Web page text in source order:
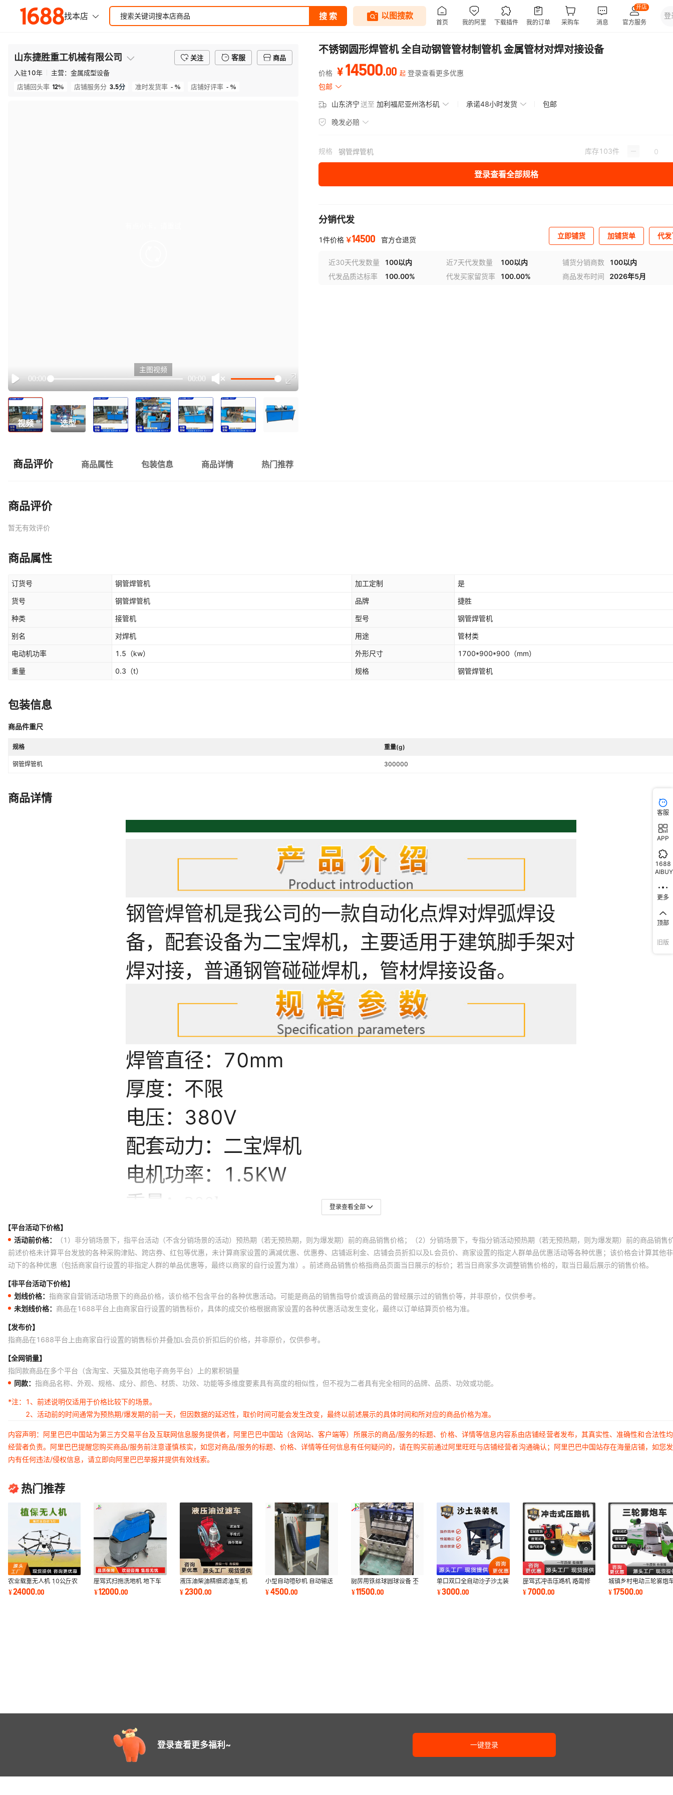
山东捷胜重工机械有限公司 关注 客服
商品
入驻10年 主营： 金属成型设备
店铺回头率 12% 店铺服务分 3.5分 准时发货率 - % 店铺好评率 - %
Play
00:00 00:00
主图视频
视频 选型
不锈钢圆形焊管机 全自动钢管管材制管机 金属管材对焊对接设备
价格 ¥14500.00 起 登录查看更多优惠
包邮
山东济宁送至 加利福尼亚州洛杉矶 承诺48小时发货 包邮
晚发必赔
规格 钢管焊管机 库存103件
登录查看全部规格
分销代发
1件价格 ￥14500 官方仓退货 立即铺货 加铺货单 代
近30天代发数量 100以内 近7天代发数量 100以内 铺货分销商数
100以内
代发品质达标率
100.00% 代发买家留货率 100.00% 商品发布时间 2026年5月
商品评价 商品属性 包装信息 商品详情 热门推荐
商品评价
暂无有效评价
商品属性
订货号 钢管焊管机 加工定制 是
货号 钢管焊管机 品牌 捷胜
种类 接管机 型号 钢管焊管机
别名 对焊机 用途 管材类
电动机功率 1.5 （kw） 外形尺寸 1700*900*900 （mm）
重量 0.3 （t） 规格 钢管焊管机
包装信息
商品件重尺
规格 重量(g)
钢管焊管机 300000
商品详情
登录查看全部
【平台活动下价格】
活动前价格：
（1）非分销场景下，指平台活动（不含分销场景的活动）预热期（若无预热期，则为爆发期）前的商品销售价格；（2）分销场景下，专指分销活动预热期（若无预热期，则为爆发期）前的商品销售
前述价格未计算平台发放的各种采购津贴、跨店券、红包等优惠，未计算商家设置的满减优惠、优惠券、店铺返利金、店铺会员折扣以及L会员价、商家设置的指定人群单品优惠活动等各种优惠；该价格会计算其他
动下的各种优惠（包括商家自行设置的非指定人群的单品优惠等，最终以商家的自行设置为准）。前述商品销售价格指商品页面当日展示的标价；若当日商家多次调整销售价格的，取当日最后展示的销售价格。
【非平台活动下价格】
划线价格： 指商家自营销活动场景下的商品价格，该价格不包含平台的各种优惠活动。可能是商品的销售指导价或该商品的曾经展示过的销售价等，并非原价，仅供参考。
未划线价格： 商品在1688平台上由商家自行设置的销售标价，具体的成交价格根据商家设置的各种优惠活动发生变化，最终以订单结算页价格为准。
【发布价】
指商品在1688平台上由商家自行设置的销售标价并叠加L会员价折扣后的价格，并非原价，仅供参考。
【全网销量】
指同款商品在多个平台（含淘宝、天猫及其他电子商务平台）上的累积销量
同款： 指商品名称、外观、规格、成分、颜色、材质、功效、功能等多维度要素具有高度的相似性，但不视为二者具有完全相同的品牌、品质、功效或功能。
*注：
1、前述说明仅适用于价格比较下的场景。
2、活动前的时间通常为预热期/爆发期的前一天，但因数据的延迟性，取价时间可能会发生改变，最终以前述展示的具体时间和所对应的商品价格为准。
内容声明：阿里巴巴中国站为第三方交易平台及互联网信息服务提供者，阿里巴巴中国站（含网站、客户端等）所展示的商品/服务的标题、价格、详情等信息内容系由店铺经营者发布，其真实性、准确性和合法性
经营者负责。阿里巴巴提醒您购买商品/服务前注意谨慎核实，如您对商品/服务的标题、价格、详情等任何信息有任何疑问的，请在购买前通过阿里旺旺与店铺经营者沟通确认；阿里巴巴中国站存在海量店铺，如您
内有任何违法/侵权信息，请立即向阿里巴巴举报并提供有效线索。
热门推荐
农业载重无人机 10公斤农
药喷洒植保飞机 多旋翼施
肥喷雾打药机
¥24000.00
座驾式扫拖洗地机 地下车
库垃圾清扫车 工厂厂区商
场用扫地机
¥12000.00
液压油柴油精细滤油车 机
械油清理除污机 小型手推
式液压油过滤车
¥2300.00
小型自动喷砂机 自动输送
干式喷砂设备 五金工件去
除表面划痕
¥4500.00
厨房用铁丝球圆球设备 不
锈钢丝清洁球拉丝机 金属
钢丝球织网机
¥11500.00
单口双口全自动沙子沙土装
袋机 砂子灌袋机 脚踏式防
汛沙袋灌装机
¥3000.00
座驾式冲击压路机 路面修
路压路设备 路面建设手扶
式双轮压路机
¥7000.00
城镇乡村电动三轮雾炮
半封闭式抑尘洒水车 路
高压清洗机
¥17500.00
登录查看更多福利~ 一键登录
客服
APP
1688
AIBUY
更多
顶部
旧版